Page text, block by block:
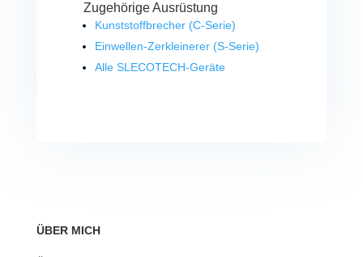
Zugehörige Ausrüstung
Kunststoffbrecher (C-Serie)
Einwellen-Zerkleinerer (S-Serie)
Alle SLECOTECH-Geräte
ÜBER MICH